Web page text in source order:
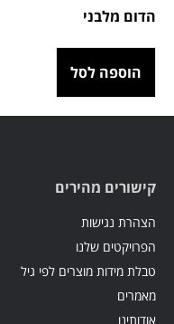
הדום מלבני
הוספה לסל
קישורים מהירים
הצהרת נגישות
הפרויקטים שלנו
טבלת מידות מוצרים לפי גיל
מאמרים
אודותינו